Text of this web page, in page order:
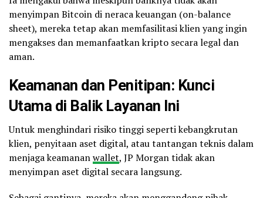
menyimpan Bitcoin di neraca keuangan (on-balance
sheet), mereka tetap akan memfasilitasi klien yang ingin
mengakses dan memanfaatkan kripto secara legal dan
aman.
Keamanan dan Penitipan: Kunci
Utama di Balik Layanan Ini
Untuk menghindari risiko tinggi seperti kebangkrutan
klien, penyitaan aset digital, atau tantangan teknis dalam
menjaga keamananwallet, JP Morgan tidak akan
menyimpan aset digital secara langsung.